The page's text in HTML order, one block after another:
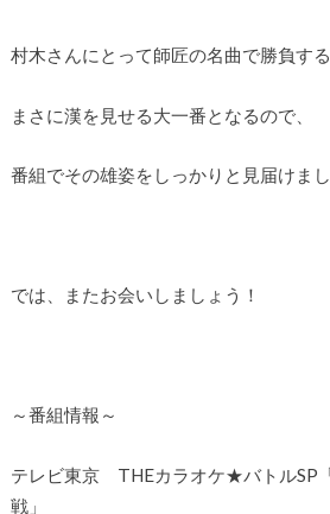
村木さんにとって師匠の名曲で勝負す
まさに漢を見せる大一番となるので、
番組でその雄姿をしっかりと見届けまし
では、またお会いしましょう！
～番組情報～
テレビ東京 THEカラオケ★バトルSP
戦」